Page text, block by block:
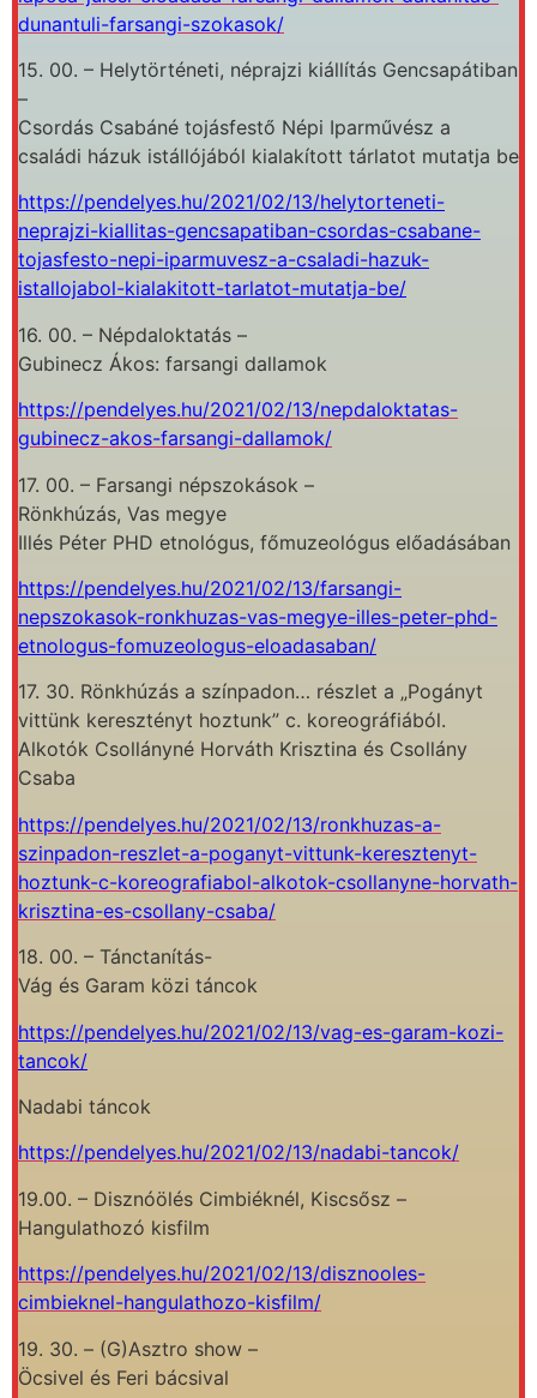
dunantuli-farsangi-szokasok/
15. 00. – Helytörténeti, néprajzi kiállítás Gencsapátiban
–
Csordás Csabáné tojásfestő Népi Iparművész a
családi házuk istállójából kialakított tárlatot mutatja be
https://pendelyes.hu/2021/02/13/helytorteneti-
neprajzi-kiallitas-gencsapatiban-csordas-csabane-
tojasfesto-nepi-iparmuvesz-a-csaladi-hazuk-
istallojabol-kialakitott-tarlatot-mutatja-be/
16. 00. – Népdaloktatás –
Gubinecz Ákos: farsangi dallamok
https://pendelyes.hu/2021/02/13/nepdaloktatas-
gubinecz-akos-farsangi-dallamok/
17. 00. – Farsangi népszokások –
Rönkhúzás, Vas megye
Illés Péter PHD etnológus, főmuzeológus előadásában
https://pendelyes.hu/2021/02/13/farsangi-
nepszokasok-ronkhuzas-vas-megye-illes-peter-phd-
etnologus-fomuzeologus-eloadasaban/
17. 30. Rönkhúzás a színpadon… részlet a „Pogányt
vittünk keresztényt hoztunk” c. koreográfiából.
Alkotók Csollányné Horváth Krisztina és Csollány
Csaba
https://pendelyes.hu/2021/02/13/ronkhuzas-a-
szinpadon-reszlet-a-poganyt-vittunk-keresztenyt-
hoztunk-c-koreografiabol-alkotok-csollanyne-horvath-
krisztina-es-csollany-csaba/
18. 00. – Tánctanítás-
Vág és Garam közi táncok
https://pendelyes.hu/2021/02/13/vag-es-garam-kozi-
tancok/
Nadabi táncok
https://pendelyes.hu/2021/02/13/nadabi-tancok/
19.00. – Disznóölés Cimbiéknél, Kiscsősz –
Hangulathozó kisfilm
https://pendelyes.hu/2021/02/13/disznooles-
cimbieknel-hangulathozo-kisfilm/
19. 30. – (G)Asztro show –
Öcsivel és Feri bácsival